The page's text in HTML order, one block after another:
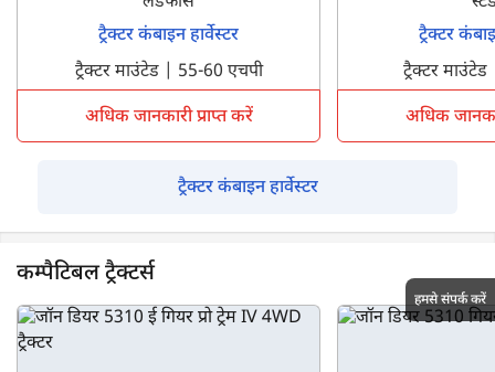
ट्रैक्टर कंबाइन हार्वेस्टर
ट्रैक्टर माउंटेड | 55-60 एचपी
अधिक जानकारी प्राप्त करें
ट्रैक्टर
ट्रैक्टर
अधिक
ट्रैक्टर कंबाइन हार्वेस्टर
कम्पैटिबल ट्रैक्टर्स
हमसे संपर्क करें